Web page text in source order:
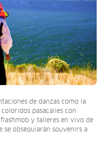
de danzas como la
pasacalles con
flashmob y talleres en vivo de
se obsequiarán souvenirs a